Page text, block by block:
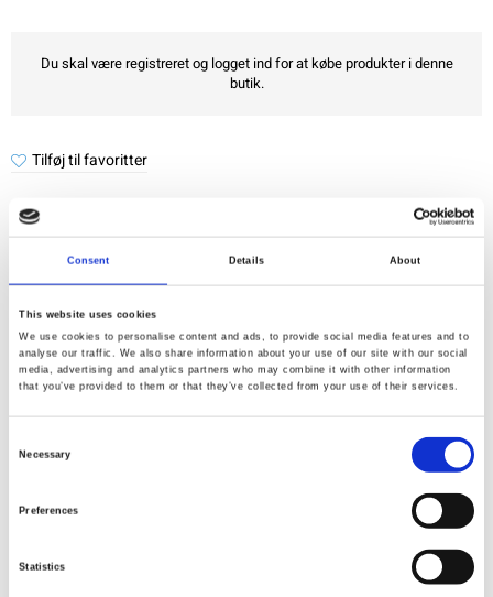
Consent Details About
This website uses cookies
We use cookies to personalise content and ads, to provide social media features and to
analyse our traffic. We also share information about your use of our site with our social
media, advertising and analytics partners who may combine it with other information
that you’ve provided to them or that they’ve collected from your use of their services.
Necessary
Preferences
Statistics
Du skal være registreret og logget ind for at købe produkter i denne
butik.
Tilføj til favoritter
Kvalitet
Hurtig
Specifikation
112,00
100% bomuld
0,152 Kg.